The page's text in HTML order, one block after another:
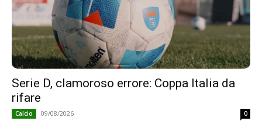
Serie D, clamoroso errore: Coppa Italia da
rifare
Calcio 09/08/2026 0